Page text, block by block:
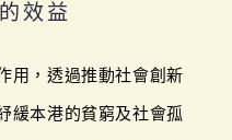
效益
用，透過推動社會創新
緩本港的貧窮及社會孤